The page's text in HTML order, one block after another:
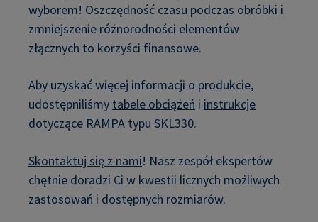
wyborem! Oszczędność czasu podczas obróbki i
zmniejszenie różnorodności elementów
złącznych to korzyści finansowe.
Aby uzyskać więcej informacji o produkcie,
udostępniliśmy tabele obciążeń i instrukcje
dotyczące RAMPA typu SKL330.
Skontaktuj się z nami! Nasz zespół ekspertów
chętnie doradzi Ci w kwestii licznych możliwych
zastosowań i dostępnych rozmiarów.